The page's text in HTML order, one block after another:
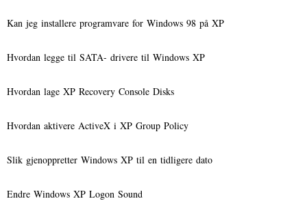
Kan jeg installere programvare for Windows 98 på XP
Hvordan legge til SATA- drivere til Windows XP
Hvordan lage XP Recovery Console Disks
Hvordan aktivere ActiveX i XP Group Policy
Slik gjenoppretter Windows XP til en tidligere dato
Endre Windows XP Logon Sound